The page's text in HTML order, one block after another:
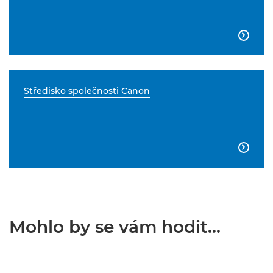

Středisko společnosti Canon

Mohlo by se vám hodit...